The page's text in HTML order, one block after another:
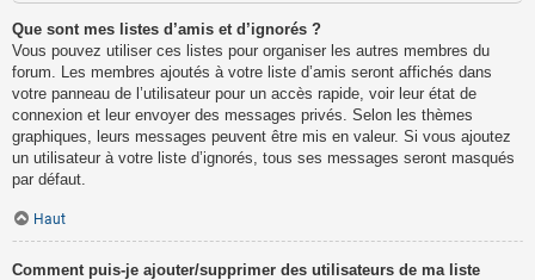
Que sont mes listes d’amis et d’ignorés ?
Vous pouvez utiliser ces listes pour organiser les autres membres du
forum. Les membres ajoutés à votre liste d’amis seront affichés dans
votre panneau de l’utilisateur pour un accès rapide, voir leur état de
connexion et leur envoyer des messages privés. Selon les thèmes
graphiques, leurs messages peuvent être mis en valeur. Si vous ajoutez
un utilisateur à votre liste d’ignorés, tous ses messages seront masqués
par défaut.
Haut
Comment puis-je ajouter/supprimer des utilisateurs de ma liste